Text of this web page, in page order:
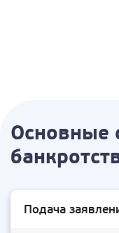
Основные
Подача